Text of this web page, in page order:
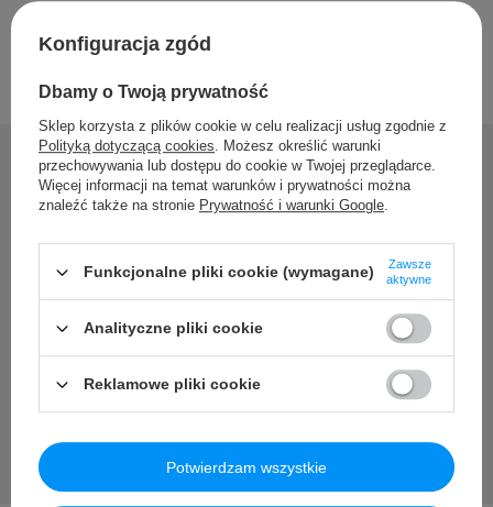
Potrzebujesz pomocy? Masz
pytania?
Zadaj pytanie a my odpowiemy niezwłocznie, najciekawsze
pytania i odpowiedzi publikując dla innych.
Zadaj pytanie
Konfiguracja zgód
Dbamy o Twoją prywatność
Sklep korzysta z plików cookie w celu realizacji usług zgodnie z
Polityką dotyczącą cookies. Możesz określić warunki
przechowywania lub dostępu do cookie w Twojej przeglądarce.
Więcej informacji na temat warunków i prywatności można
znaleźć także na stronie Prywatność i warunki Google.
Funkcjonalne pliki cookie (wymagane)
Zawsze
aktywne
Analityczne pliki cookie
Reklamowe pliki cookie
Potwierdzam wszystkie